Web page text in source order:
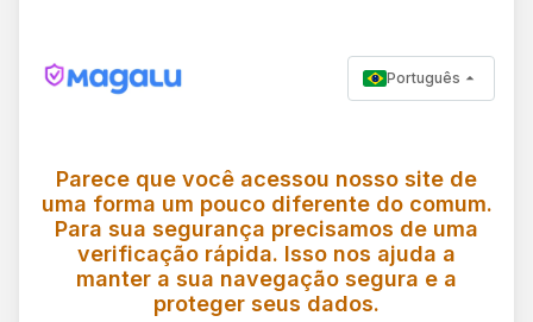
Português
Parece que você acessou nosso site de
uma forma um pouco diferente do comum.
Para sua segurança precisamos de uma
verificação rápida. Isso nos ajuda a
manter a sua navegação segura e a
proteger seus dados.